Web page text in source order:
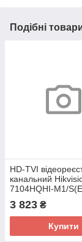
Подібні
HD-TVI
канальний
7104HQHI-M1/
відеоаналітики для
системи
3 823 ₴
Купити